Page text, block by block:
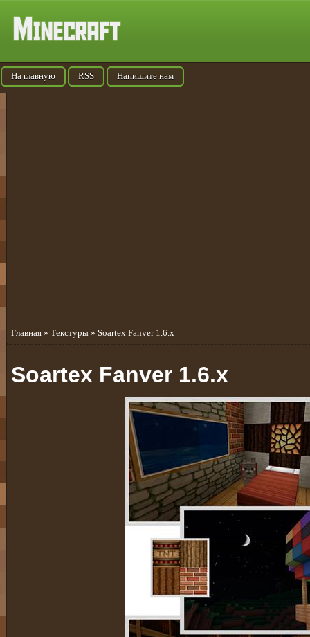
На главную RSS Напишите нам
Главная » Текстуры » Soartex Fanver 1.6.x
Soartex Fanver 1.6.x